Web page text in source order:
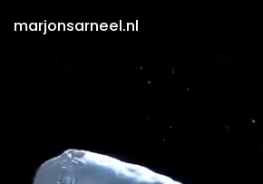
marjonsarneel.nl